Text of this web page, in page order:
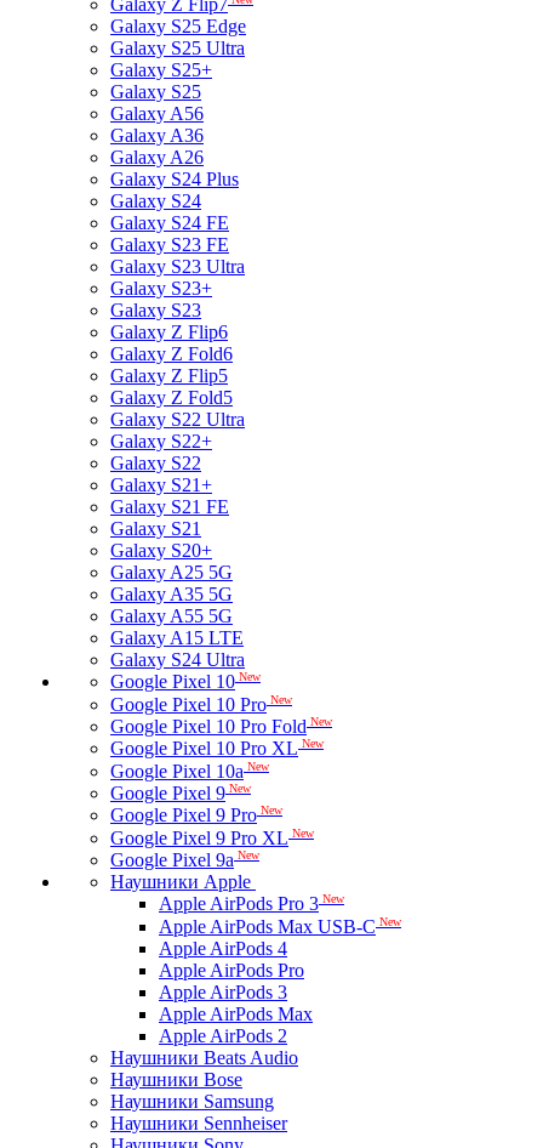
Galaxy Z Flip7
Galaxy S25 Edge
Galaxy S25 Ultra
Galaxy S25+
Galaxy S25
Galaxy A56
Galaxy A36
Galaxy A26
Galaxy S24 Plus
Galaxy S24
Galaxy S24 FE
Galaxy S23 FE
Galaxy S23 Ultra
Galaxy S23+
Galaxy S23
Galaxy Z Flip6
Galaxy Z Fold6
Galaxy Z Flip5
Galaxy Z Fold5
Galaxy S22 Ultra
Galaxy S22+
Galaxy S22
Galaxy S21+
Galaxy S21 FE
Galaxy S21
Galaxy S20+
Galaxy A25 5G
Galaxy A35 5G
Galaxy A55 5G
Galaxy A15 LTE
Galaxy S24 Ultra
Google Pixel 10 New
Google Pixel 10 Pro New
Google Pixel 10 Pro Fold New
Google Pixel 10 Pro XL New
Google Pixel 10a New
Google Pixel 9 New
Google Pixel 9 Pro New
Google Pixel 9 Pro XL New
Google Pixel 9a New
Наушники Apple
Apple AirPods Pro 3 New
Apple AirPods Max USB-C New
Apple AirPods 4
Apple AirPods Pro
Apple AirPods 3
Apple AirPods Max
Apple AirPods 2
Наушники Beats Audio
Наушники Bose
Наушники Samsung
Наушники Sennheiser